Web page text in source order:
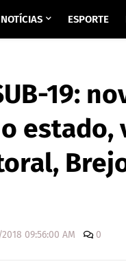
NOTÍCIAS ESPORTE
19:
estado,
09:56:00 AM 0